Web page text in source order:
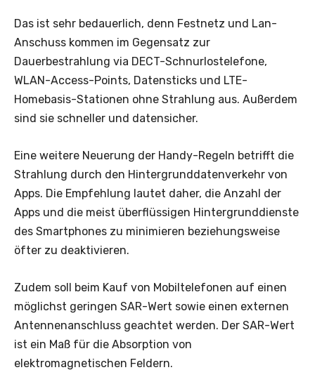
Das ist sehr bedauerlich, denn Festnetz und Lan-
Anschuss kommen im Gegensatz zur
Dauerbestrahlung via DECT-Schnurlostelefone,
WLAN-Access-Points, Datensticks und LTE-
Homebasis-Stationen ohne Strahlung aus. Außerdem
sind sie schneller und datensicher.
Eine weitere Neuerung der Handy-Regeln betrifft die
Strahlung durch den Hintergrunddatenverkehr von
Apps. Die Empfehlung lautet daher, die Anzahl der
Apps und die meist überflüssigen Hintergrunddienste
des Smartphones zu minimieren beziehungsweise
öfter zu deaktivieren.
Zudem soll beim Kauf von Mobiltelefonen auf einen
möglichst geringen SAR-Wert sowie einen externen
Antennenanschluss geachtet werden. Der SAR-Wert
ist ein Maß für die Absorption von
elektromagnetischen Feldern.